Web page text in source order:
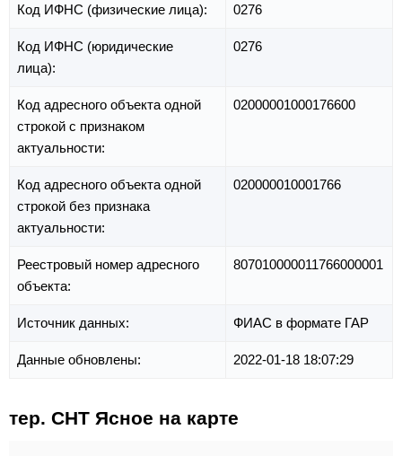
Код ИФНС (физические лица): 0276
Код ИФНС (юридические
лица):
0276
Код адресного объекта одной
строкой с признаком
актуальности:
02000001000176600
Код адресного объекта одной
строкой без признака
актуальности:
020000010001766
Реестровый номер адресного
объекта:
807010000011766000001
Источник данных: ФИАС в формате ГАР
Данные обновлены: 2022-01-18 18:07:29
тер. СНТ Ясное на карте